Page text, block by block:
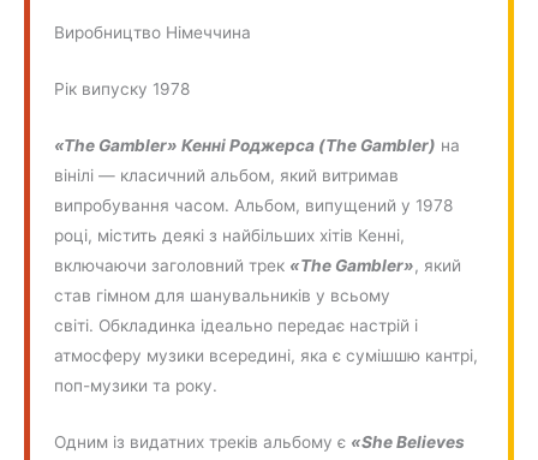
Виробництво Німеччина
Рік випуску 1978
«The Gambler» Кенні Роджерса (The Gambler) на
вінілі — класичний альбом, який витримав
випробування часом. Альбом, випущений у 1978
році, містить деякі з найбільших хітів Кенні,
включаючи заголовний трек «The Gambler», який
став гімном для шанувальників у всьому
світі. Обкладинка ідеально передає настрій і
атмосферу музики всередині, яка є сумішшю кантрі,
поп-музики та року.
Одним із видатних треків альбому є «She Believes